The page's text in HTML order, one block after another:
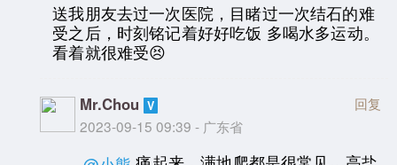
送我朋友去过一次医院，目睹过一次结石的难
受之后，时刻铭记着好好吃饭 多喝水多运动。
看着就很难受😣
Mr.Chou
2023-09-15 09:39 - 广东省
回复